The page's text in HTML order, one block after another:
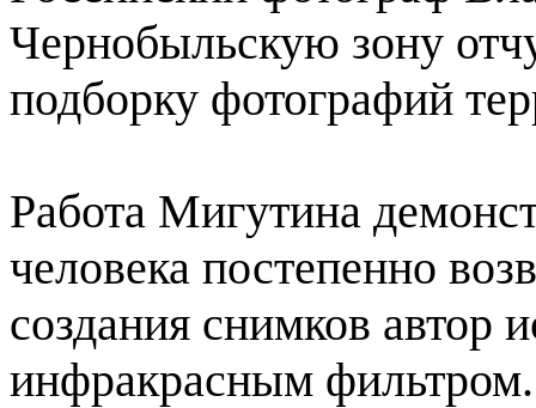
Чернобыльскую зону
подборку фотографий
Работа Мигутина
человека постепенно
создания снимков автор
инфракрасным фильтром.